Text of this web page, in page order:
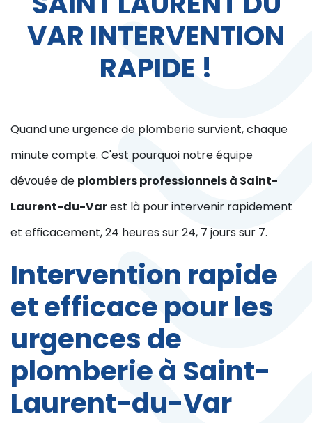
VAR INTERVENTION
RAPIDE !
Quand une urgence de plomberie survient, chaque
minute compte. C'est pourquoi notre équipe
dévouée de plombiers professionnels à Saint-
Laurent-du-Varest là pour intervenir rapidement
et efficacement, 24 heures sur 24, 7 jours sur 7.
Intervention rapide
et efficace pour les
urgences de
plomberie à Saint-
Laurent-du-Var